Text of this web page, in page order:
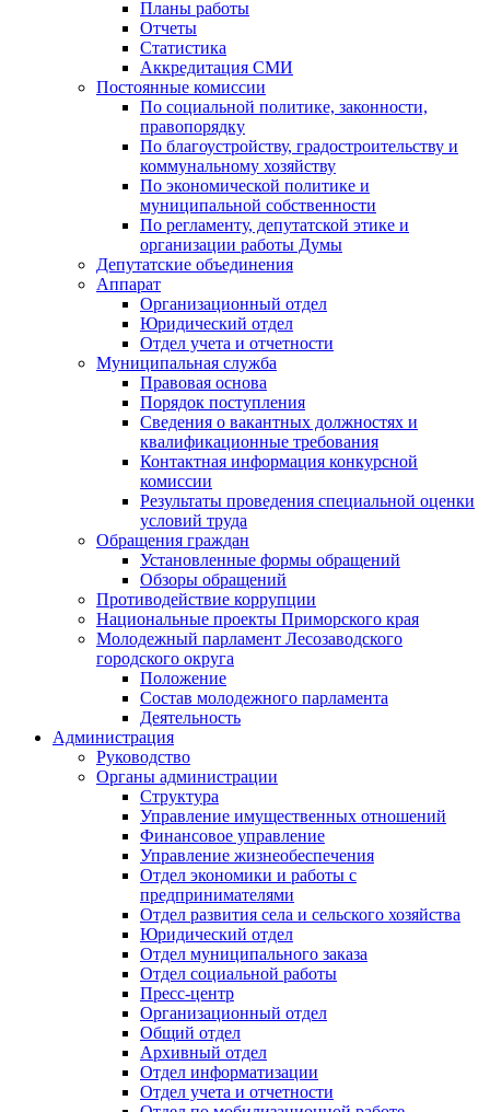
Планы работы
Отчеты
Статистика
Аккредитация СМИ
Постоянные комиссии
По социальной политике, законности,
правопорядку
По благоустройству, градостроительству и
коммунальному хозяйству
По экономической политике и
муниципальной собственности
По регламенту, депутатской этике и
организации работы Думы
Депутатские объединения
Аппарат
Организационный отдел
Юридический отдел
Отдел учета и отчетности
Муниципальная служба
Правовая основа
Порядок поступления
Сведения о вакантных должностях и
квалификационные требования
Контактная информация конкурсной
комиссии
Результаты проведения специальной оценки
условий труда
Обращения граждан
Установленные формы обращений
Обзоры обращений
Противодействие коррупции
Национальные проекты Приморского края
Молодежный парламент Лесозаводского
городского округа
Положение
Состав молодежного парламента
Деятельность
Администрация
Руководство
Органы администрации
Структура
Управление имущественных отношений
Финансовое управление
Управление жизнеобеспечения
Отдел экономики и работы с
предпринимателями
Отдел развития села и сельского хозяйства
Юридический отдел
Отдел муниципального заказа
Отдел социальной работы
Пресс-центр
Организационный отдел
Общий отдел
Архивный отдел
Отдел информатизации
Отдел учета и отчетности